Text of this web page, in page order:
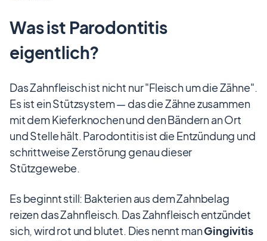
Was ist Parodontitis
eigentlich?
Das Zahnfleisch ist nicht nur "Fleisch um die Zähne".
Es ist ein Stützsystem — das die Zähne zusammen
mit dem Kieferknochen und den Bändern an Ort
und Stelle hält. Parodontitis ist die Entzündung und
schrittweise Zerstörung genau dieser
Stützgewebe.
Es beginnt still: Bakterien aus dem Zahnbelag
reizen das Zahnfleisch. Das Zahnfleisch entzündet
sich, wird rot und blutet. Dies nennt manGingivitis